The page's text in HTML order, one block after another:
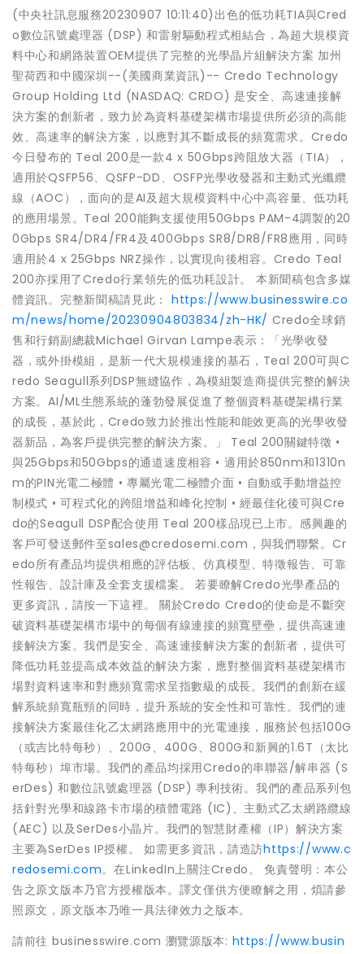
(中央社訊息服務20230907 10:11:40)出色的低功耗TIA與Cred
o數位訊號處理器 (DSP) 和雷射驅動程式相結合，為超大規模資
料中心和網路裝置OEM提供了完整的光學晶片組解決方案 加州
聖荷西和中國深圳--(美國商業資訊)-- Credo Technology
Group Holding Ltd (NASDAQ: CRDO) 是安全、高速連接解
決方案的創新者，致力於為資料基礎架構市場提供所必須的高能
效、高速率的解決方案，以應對其不斷成長的頻寬需求。Credo
今日發布的 Teal 200是一款4 x 50Gbps跨阻放大器（TIA），
適用於QSFP56、QSFP-DD、OSFP光學收發器和主動式光纖纜
線（AOC），面向的是AI及超大規模資料中心中高容量、低功耗
的應用場景。Teal 200能夠支援使用50Gbps PAM-4調製的20
0Gbps SR4/DR4/FR4及400Gbps SR8/DR8/FR8應用，同時
適用於4 x 25Gbps NRZ操作，以實現向後相容。Credo Teal
200亦採用了Credo行業領先的低功耗設計。 本新聞稿包含多媒
體資訊。完整新聞稿請見此： https://www.businesswire.co
m/news/home/20230904803834/zh-HK/ Credo全球銷
售和行銷副總裁Michael Girvan Lampe表示：「光學收發
器，或外掛模組，是新一代大規模連接的基石，Teal 200可與C
redo Seagull系列DSP無縫協作，為模組製造商提供完整的解決
方案。AI/ML生態系統的蓬勃發展促進了整個資料基礎架構行業
的成長，基於此，Credo致力於推出性能和能效更高的光學收發
器新品，為客戶提供完整的解決方案。」 Teal 200關鍵特徵 •
與25Gbps和50Gbps的通道速度相容 • 適用於850nm和1310n
m的PIN光電二極體 • 專屬光電二極體介面 • 自動或手動增益控
制模式 • 可程式化的跨阻增益和峰化控制 • 經最佳化後可與Cre
do的Seagull DSP配合使用 Teal 200樣品現已上市。感興趣的
客戶可發送郵件至sales@credosemi.com，與我們聯繫。Cr
edo所有產品均提供相應的評估板、仿真模型、特徵報告、可靠
性報告、設計庫及全套支援檔案。 若要瞭解Credo光學產品的
更多資訊，請按一下這裡。 關於Credo Credo的使命是不斷突
破資料基礎架構市場中的每個有線連接的頻寬壁壘，提供高速連
接解決方案。我們是安全、高速連接解決方案的創新者，提供可
降低功耗並提高成本效益的解決方案，應對整個資料基礎架構市
場對資料速率和對應頻寬需求呈指數級的成長。我們的創新在緩
解系統頻寬瓶頸的同時，提升系統的安全性和可靠性。我們的連
接解決方案最佳化乙太網路應用中的光電連接，服務於包括100G
（或吉比特每秒）、200G、400G、800G和新興的1.6T（太比
特每秒）埠市場。我們的產品均採用Credo的串聯器/解串器 (S
erDes) 和數位訊號處理器 (DSP) 專利技術。我們的產品系列包
括針對光學和線路卡市場的積體電路 (IC)、主動式乙太網路纜線
(AEC) 以及SerDes小晶片。我們的智慧財產權（IP）解決方案
主要為SerDes IP授權。 如需更多資訊，請造訪https://www.c
redosemi.com。在LinkedIn上關注Credo。 免責聲明：本公
告之原文版本乃官方授權版本。譯文僅供方便瞭解之用，煩請參
照原文，原文版本乃唯一具法律效力之版本。
請前往 businesswire.com 瀏覽源版本: https://www.busin